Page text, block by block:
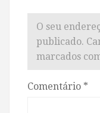
O seu
publicado.
marcados
Comentário *